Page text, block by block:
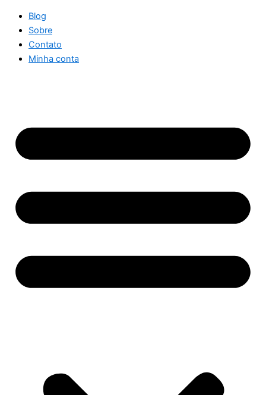
Blog
Sobre
Contato
Minha conta